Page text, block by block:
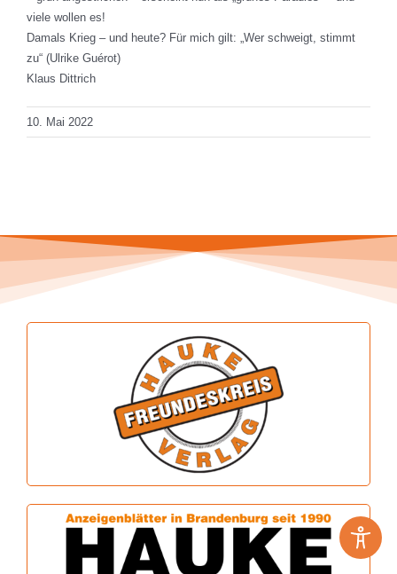
viele wollen es!
Damals Krieg – und heute? Für mich gilt: „Wer schweigt, stimmt
zu“ (Ulrike Guérot)
Klaus Dittrich
10. Mai 2022